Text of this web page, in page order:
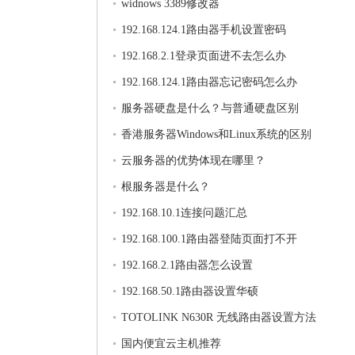
widnows 3389修改器
192.168.124.1路由器手机设置密码
192.168.2.1登录页面进不去怎么办
192.168.124.1路由器忘记密码怎么办
服务器硬盘是什么？与普通硬盘区别
香港服务器Windows和Linux系统的区别
云服务器的优势体现在哪里？
根服务器是什么？
192.168.10.1连接问题汇总
192.168.100.1路由器登陆页面打不开
192.168.2.1路由器怎么设置
192.168.50.1路由器设置华硕
TOTOLINK N630R 无线路由器设置方法
国内便宜云主机推荐